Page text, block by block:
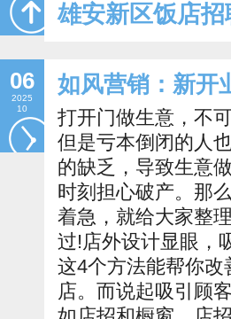
雄安新区饭店招
06
2025
10
如风营销：新开
打开门做生意，不
但是亏本倒闭的人
的缺乏，导致生意
时刻担心破产。那
着急，就给大家整
过!店外设计显眼，
这4个方法能帮你
店。而说起吸引顾